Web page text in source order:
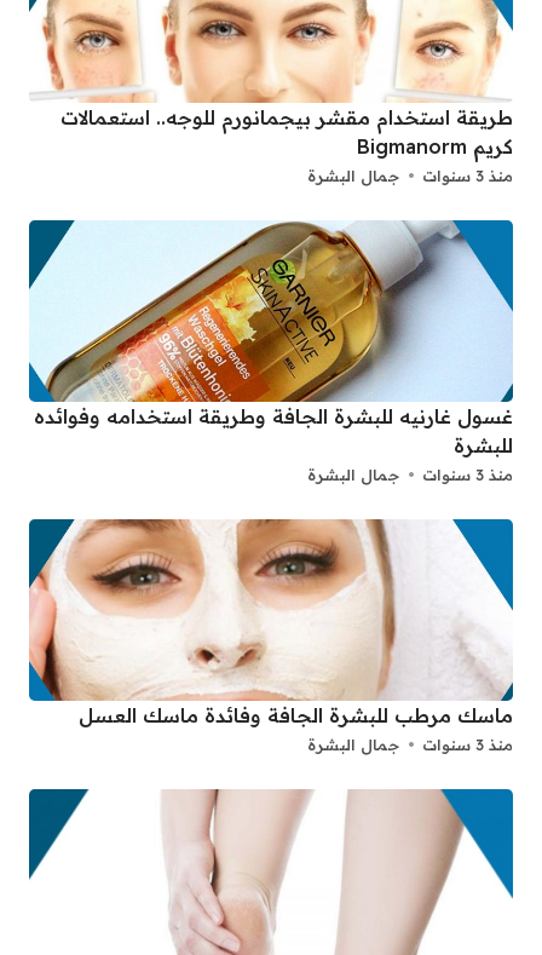
طريقة استخدام مقشر بيجمانورم للوجه.. استعمالات
كريم Bigmanorm
منذ 3 سنوات جمال البشرة
غسول غارنيه للبشرة الجافة وطريقة استخدامه وفوائده
للبشرة
منذ 3 سنوات جمال البشرة
ماسك مرطب للبشرة الجافة وفائدة ماسك العسل
منذ 3 سنوات جمال البشرة